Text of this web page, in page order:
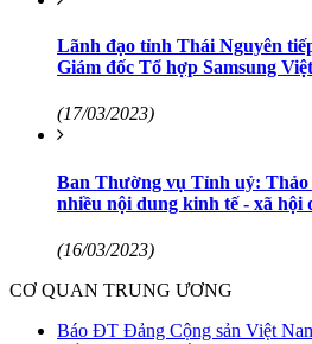
Lãnh đạo tỉnh Thái Nguyên
Giám đốc Tổ hợp Samsung
(17/03/2023)
Ban Thường vụ Tỉnh uỷ: Thảo
nhiều nội dung kinh tế - xã hội
(16/03/2023)
CƠ QUAN TRUNG ƯƠNG
Báo ĐT Đảng Cộng sản Việt